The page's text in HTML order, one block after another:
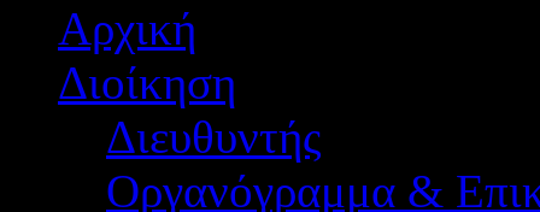
Αρχική
Διοίκηση
Διευθυντής
Οργανόγραμμα &